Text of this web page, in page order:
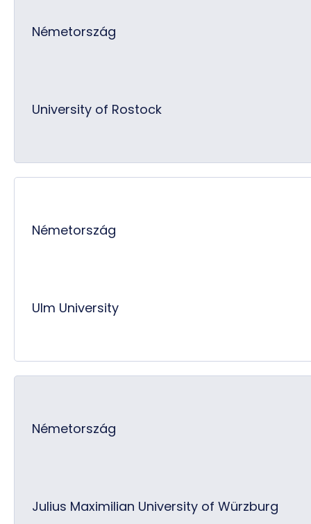
Németország
University of Rostock
Németország
Ulm University
Németország
Julius Maximilian University of Würzburg